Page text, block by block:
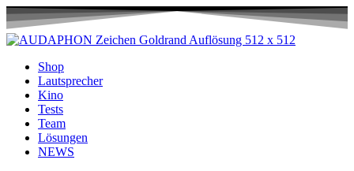
Shop
Lautsprecher
Kino
Tests
Team
Lösungen
NEWS